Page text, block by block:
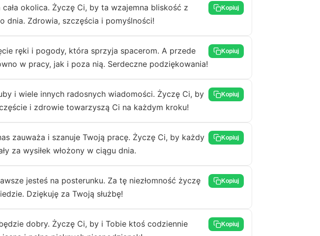
okolica. Życzę Ci, by ta wzajemna bliskość z
dnia. Zdrowia, szczęścia i pomyślności!
Kopiuj
ręki i pogody, która sprzyja spacerom. A przede
w pracy, jak i poza nią. Serdeczne podziękowania!
Kopiuj
i wiele innych radosnych wiadomości. Życzę Ci, by
i zdrowie towarzyszą Ci na każdym kroku!
Kopiuj
zauważa i szanuje Twoją pracę. Życzę Ci, by każdy
za wysiłek włożony w ciągu dnia.
Kopiuj
jesteś na posterunku. Za tę niezłomność życzę
Dziękuję za Twoją służbę!
Kopiuj
dobry. Życzę Ci, by i Tobie ktoś codziennie
Kopiuj